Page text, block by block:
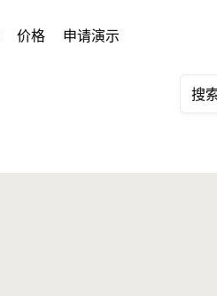
价格 申请演示